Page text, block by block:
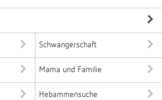
Schwangerschaft
Mama und Familie
Hebammensuche